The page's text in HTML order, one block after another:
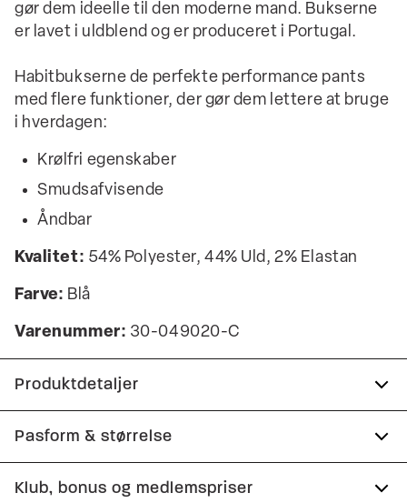
gør dem ideelle til den moderne mand. Bukserne
er lavet i uldblend og er produceret i Portugal.
Habitbukserne de perfekte performance pants
med flere funktioner, der gør dem lettere at bruge
i hverdagen:
Krølfri egenskaber
Smudsafvisende
Åndbar
Kvalitet: 54% Polyester, 44% Uld, 2% Elastan
Farve: Blå
Varenummer: 30-049020-C
Produktdetaljer
Krølfri overflade.
Pletfri.
Technical habitbukser med masser af
Pasform & størrelse
Fit:Modern fit
Klub, bonus og medlemspriser